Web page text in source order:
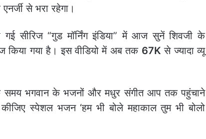
से भरा रहेगा।
सीरिज “गुड मॉर्निंग इंडिया” में आज सुनें शिवजी के
किया गया है। इस वीडियो में अब तक 67K से ज्यादा व्यू
के समय भगवान के भजनों और मधुर संगीत आप तक पहुंचाने
स्पेशल भजन ‘हम भी बोले महाकाल तुम भी बोलो